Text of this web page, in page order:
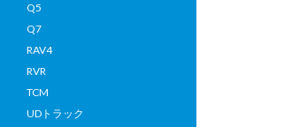
Q5
Q7
RAV4
RVR
TCM
UDトラック